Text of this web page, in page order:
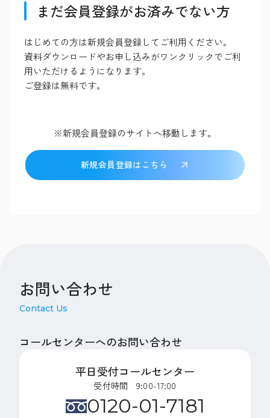
まだ会員登録がお済みでない方
はじめての方は新規会員登録してご利用ください。
資料ダウンロードやお申し込みがワンクリックでご利
用いただけるようになります。
ご登録は無料です。
※新規会員登録のサイトへ移動します。
新規会員登録はこちら
お問い合わせ
Contact Us
コールセンターへのお問い合わせ
平日受付コールセンター
受付時間 9:00-17:00
0120-01-7181